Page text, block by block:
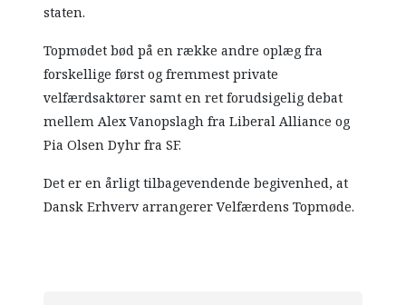
staten.
Topmødet bød på en række andre oplæg fra
forskellige først og fremmest private
velfærdsaktører samt en ret forudsigelig debat
mellem Alex Vanopslagh fra Liberal Alliance og
Pia Olsen Dyhr fra SF.
Det er en årligt tilbagevendende begivenhed, at
Dansk Erhverv arrangerer Velfærdens Topmøde.